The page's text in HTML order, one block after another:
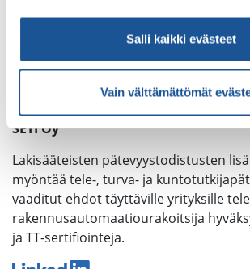
Salli kaikki evästeet
Vain välttämättömät
Tarkemmat yhteystiedot
SETI Oy
Lakisääteisten pätevyystodistusten
myöntää tele-, turva- ja
vaaditut ehdot täyttäville yrityksille
rakennusautomaatiourakoitsija
ja TT-sertifiointeja.